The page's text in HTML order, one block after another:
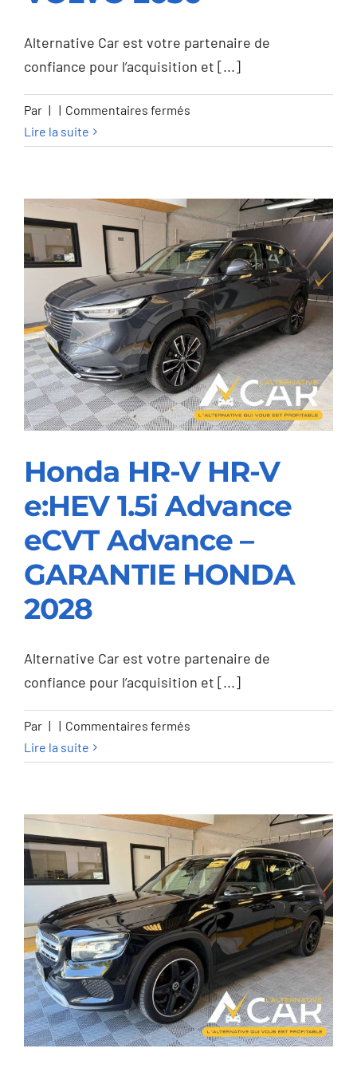
Alternative Car est votre partenaire de
confiance pour l’acquisition et [...]
Par | | Commentaires fermés
C40
82
kWh
Recharge
Twin
Launch
Edition
pure
lectric
–
GARANTIE
VOLVO
2030
Lire la suite
Honda HR-V HR-V
e:HEV 1.5i Advance
eCVT Advance –
GARANTIE HONDA
Honda HR-V HR-V
e:HEV 1.5i Advance
eCVT Advance –
GARANTIE HONDA
2028
Alternative Car est votre partenaire de
confiance pour l’acquisition et [...]
Par | | Commentaires fermés
HR-
HR-
V
e:HEV
1.5i
Advance
eCVT
Advance
–
GARANTIE
HONDA
2028
Lire la suite